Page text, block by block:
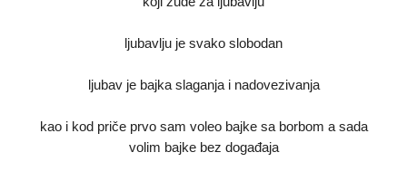
ljubavlju je svako slobodan
ljubav je bajka slaganja i nadovezivanja
kao i kod priče prvo sam voleo bajke sa borbom a sada
volim bajke bez događaja